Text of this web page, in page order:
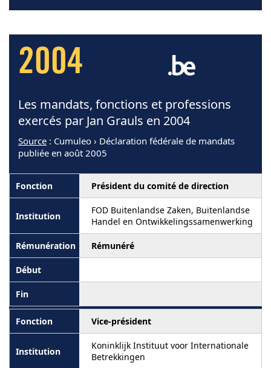
2004
Les mandats, fonctions et professions
exercés par Jan Grauls en 2004
Source : Cumuleo › Déclaration fédérale de mandats
publiée en août 2005
Président du comité de direction
FOD Buitenlandse Zaken, Buitenlandse
Handel en Ontwikkelingssamenwerking
Rémunéré
Vice-président
Koninklijk Instituut voor Internationale
Betrekkingen